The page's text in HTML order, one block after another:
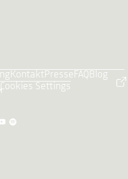
KontaktPresse FAQBlog
Cookies Settings